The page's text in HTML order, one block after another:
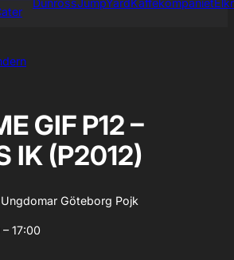
GIF P12 –
IK (P2012)
Göteborg Pojk
17:00